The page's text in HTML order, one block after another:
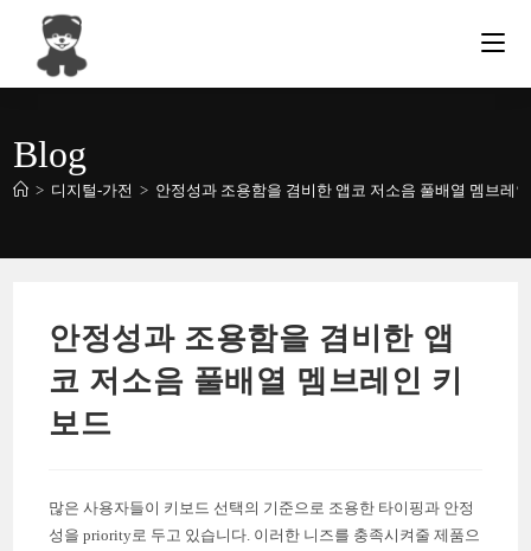
content
Blog
> 디지털-가전 > 안정성과 조용함을 겸비한 앱코 저소음 풀배열 멤브레
안정성과 조용함을 겸비한 앱
코 저소음 풀배열 멤브레인 키
보드
많은 사용자들이 키보드 선택의 기준으로 조용한 타이핑과 안정
성을 priority로 두고 있습니다. 이러한 니즈를 충족시켜줄 제품으